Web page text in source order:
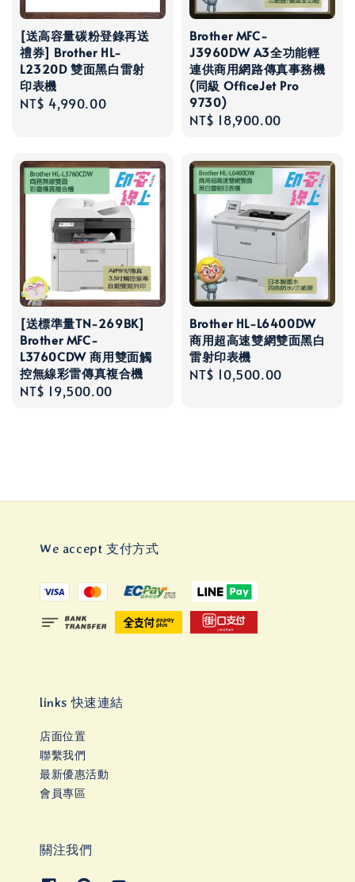
[送高容量碳粉登錄再送
禮券] Brother HL-
L2320D 雙面黑白雷射
印表機
Regular
NT$ 4,990.00
Brother MFC-
J3960DW A3全功能輕
連供商用網路傳真事務機
(同級 OfficeJet Pro
9730)
Regular
NT$ 18,900.00
[送標準量TN-269BK]
Brother MFC-
L3760CDW 商用雙面觸
控無線彩雷傳真複合機
Regular
NT$ 19,500.00
Brother HL-L6400DW
商用超高速雙網雙面黑白
雷射印表機
Regular
NT$ 10,500.00
We accept 支付方式
links 快速連結
店面位置
聯繫我們
最新優惠活動
會員專區
關注我們